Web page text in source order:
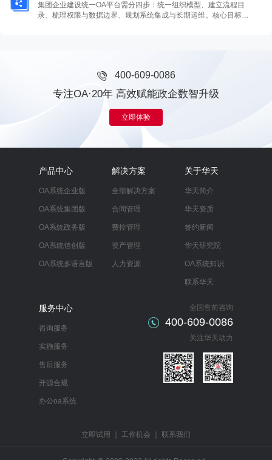
集团企业建设统一OA平台需分四步：统一组织模型、建立流程目
录、梳理权限与数据边界、规划系统集成与长期运维。核心目标是
400-609-0086
专注OA·20年 高效赋能政企数智升级
立即体验
产品中心
OA系统企业版
OA系统集团版
OA系统政务版
OA系统信创版
OA系统多语言版
解决方案
全部解决方案
合同管理
费控管理
资产管理
人力资源
关于华天
华天简介
华天资质
签约新闻
华天研究院
OA系统知识
联系华天
服务中心
咨询服务
实施服务
售后服务
开源合规
办公oa系统
全国售前咨询
400-609-0086
关注华天动力
立即试用 工作机会 联系我们